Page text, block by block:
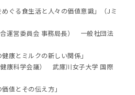
ぐる食生活と人々の価値意識」（Jミ
運営委員会 事務局長） 一般社団法
健康とミルクの新しい関係」
康科学会議） 武庫川女子大学 国際
価値とその伝え方」